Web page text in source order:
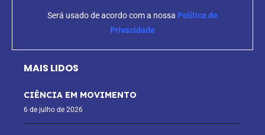
Será usado de acordo com a nossa Política de
Privacidade
MAIS LIDOS
CIÊNCIA EM MOVIMENTO
6 de julho de 2026